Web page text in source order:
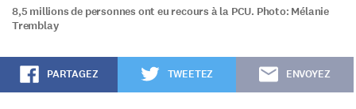
8,5 millions de personnes ont eu recours à la PCU. Photo: Mélanie
Tremblay
PARTAGEZ TWEETEZ ENVOYEZ